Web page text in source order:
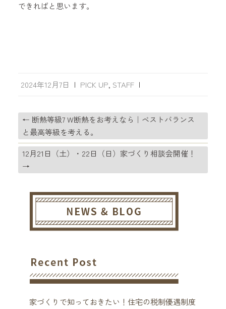
できればと思います。
2024年12月7日 | PICK UP STAFF |
← 断熱等級7 W断熱をお考えなら｜ベストバランス
と最高等級を考える。
12月21日（土）・22日（日）家づくり相談会開催！
→
家づくりで知っておきたい！住宅の税制優遇制度